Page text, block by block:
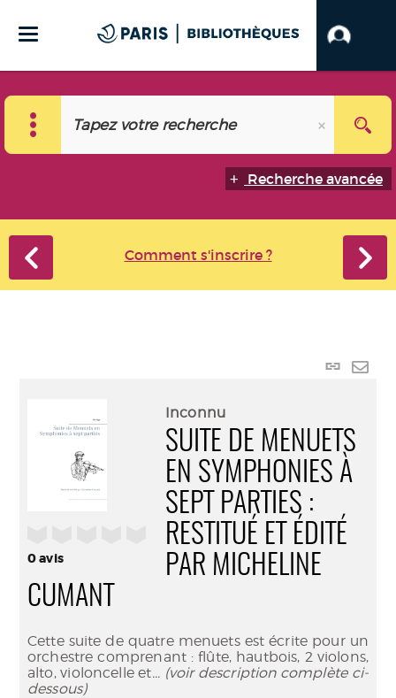
Recherche avancée
Comment s'inscrire ?
Lien
0avis
Inconnu
SUITE DE MENUETS
EN SYMPHONIES À
SEPT PARTIES :
RESTITUÉ ET ÉDITÉ
PAR MICHELINE
CUMANT
Cette suite de quatre menuets est écrite pour un
orchestre comprenant : flûte, hautbois, 2 violons,
alto, violoncelle et... (voir description complète ci-
dessous)